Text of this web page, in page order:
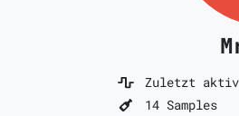
Zuletzt aktiv
14 Samples